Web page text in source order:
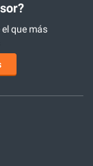
que más